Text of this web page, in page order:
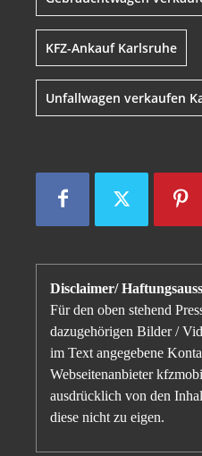
KFZ-Ankauf Karlsruhe
Unfallwagen verkaufen
Disclaimer/
Für den oben stehend
dazugehörigen Bilder /
im Text angegebene
Webseitenanbieter
ausdrücklich von den
diese nicht zu eigen.